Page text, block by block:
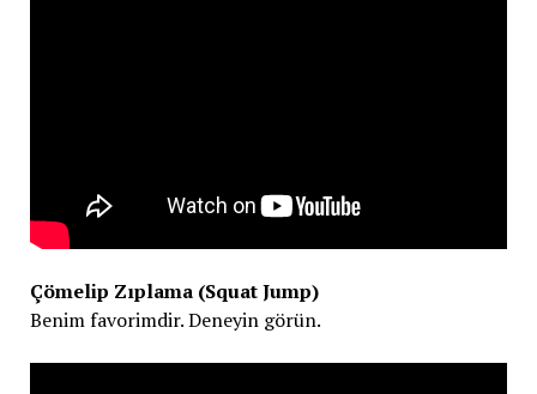
Çömelip Zıplama (Squat Jump)
Benim favorimdir. Deneyin görün.